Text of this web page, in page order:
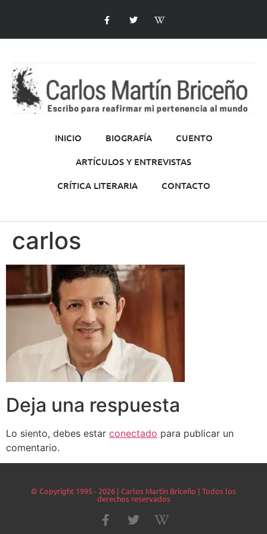
INICIO BIOGRAFÍA
CUENTO
ARTÍCULOS Y ENTREVISTAS
CRÍTICA LITERARIA
CONTACTO
carlos
Deja una respuesta
Lo siento, debes estar conectado para publicar un
comentario.
© Copyright 1995 - 2026 | Carlos Martín Briceño | Todos los
derechos reservados